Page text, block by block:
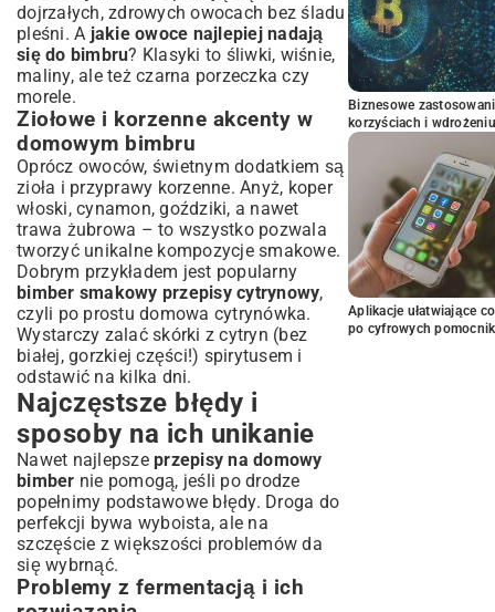
dojrzałych, zdrowych owocach bez śladu
pleśni. A jakie owoce najlepiej nadają
się do bimbru? Klasyki to śliwki, wiśnie,
maliny, ale też czarna porzeczka czy
morele.
Ziołowe i korzenne akcenty w
domowym bimbru
Oprócz owoców, świetnym dodatkiem są
zioła i przyprawy korzenne. Anyż, koper
włoski, cynamon, goździki, a nawet
trawa żubrowa – to wszystko pozwala
tworzyć unikalne kompozycje smakowe.
Dobrym przykładem jest popularny
bimber smakowy przepisy cytrynowy,
czyli po prostu domowa cytrynówka.
Wystarczy zalać skórki z cytryn (bez
białej, gorzkiej części!) spirytusem i
odstawić na kilka dni.
Najczęstsze błędy i
sposoby na ich unikanie
Nawet najlepsze przepisy na domowy
bimber nie pomogą, jeśli po drodze
popełnimy podstawowe błędy. Droga do
perfekcji bywa wyboista, ale na
szczęście z większości problemów da
się wybrnąć.
Problemy z fermentacją i ich
Biznesowe
korzyściach i wdrożeniu
Aplikacje ułatwiające
po cyfrowych